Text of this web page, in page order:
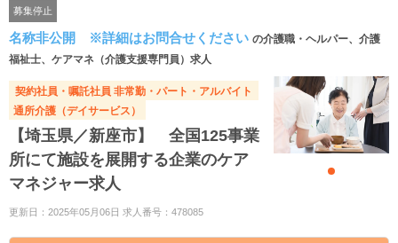
募集停止
名称非公開 ※詳細はお問合せください の介護職・ヘルパー、介護
福祉士、ケアマネ（介護支援専門員）求人
契約社員・嘱託社員 非常勤・パート・アルバイト
通所介護（デイサービス）
【埼玉県／新座市】 全国125事業
所にて施設を展開する企業のケア
マネジャー求人
更新日：2025年05月06日 求人番号：478085